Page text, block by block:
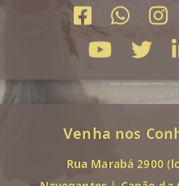
Venha nos
Rua Marabá 2900